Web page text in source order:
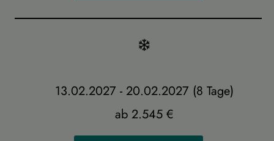
13.02.2027 - 20.02.2027 (8 Tage)
ab 2.545 €